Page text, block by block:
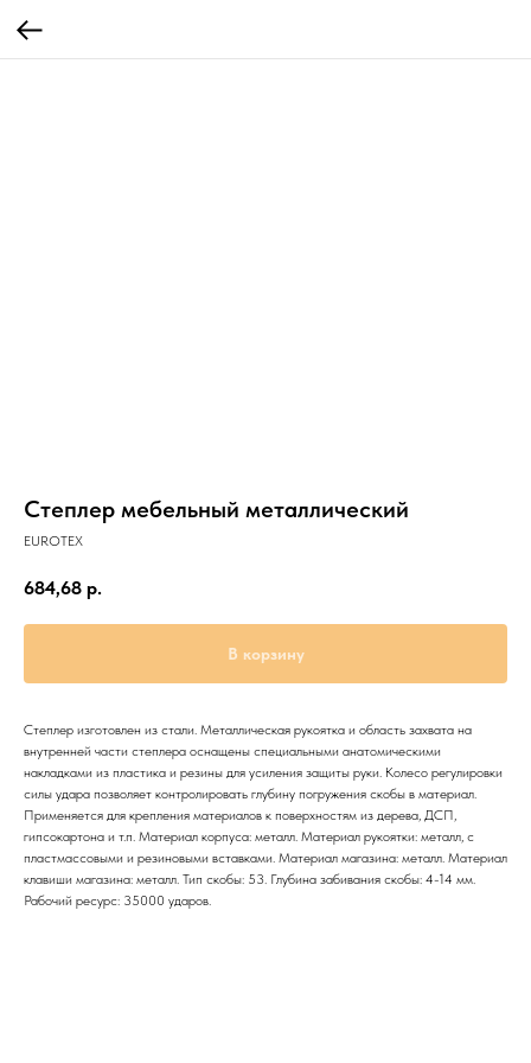
Степлер мебельный металлический
EUROTEX
684,68 р.
В корзину
Степлер изготовлен из стали. Металлическая рукоятка и область захвата на
внутренней части степлера оснащены специальными анатомическими
накладками из пластика и резины для усиления защиты руки. Колесо регулировки
силы удара позволяет контролировать глубину погружения скобы в материал.
Применяется для крепления материалов к поверхностям из дерева, ДСП,
гипсокартона и т.п. Материал корпуса: металл. Материал рукоятки: металл, с
пластмассовыми и резиновыми вставками. Материал магазина: металл. Материал
клавиши магазина: металл. Тип скобы: 53. Глубина забивания скобы: 4-14 мм.
Рабочий ресурс: 35000 ударов.